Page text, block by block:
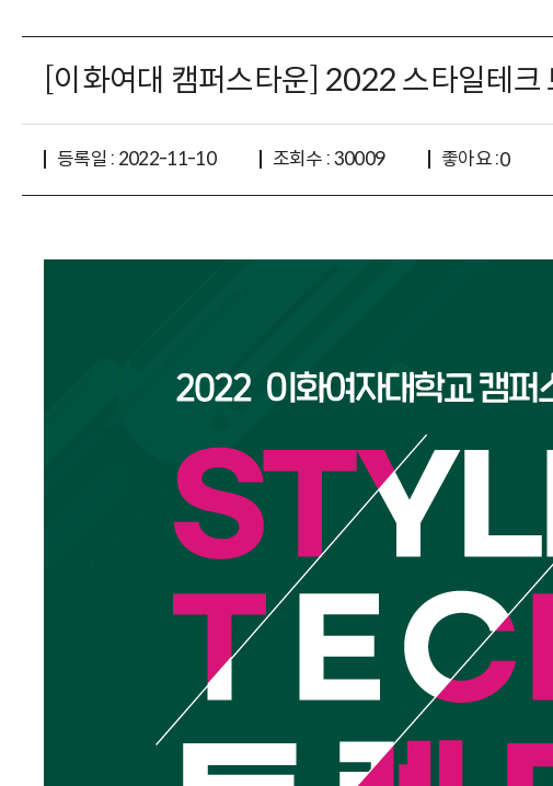
[이화여대 캠퍼스타운] 2022 스타일테크
등록일 : 2022-11-10 조회수 : 30009 좋아요 :0